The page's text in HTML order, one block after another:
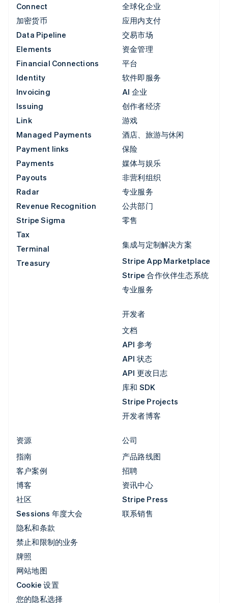
Connect
加密货币
Data Pipeline
Elements
Financial Connections
Identity
Invoicing
Issuing
Link
Managed Payments
Payment links
Payments
Payouts
Radar
Revenue Recognition
Stripe Sigma
Tax
Terminal
Treasury
全球化企业
应用内支付
交易市场
资金管理
平台
软件即服务
AI 企业
创作者经济
游戏
酒店、旅游与休闲
保险
媒体与娱乐
非营利组织
专业服务
公共部门
零售
集成与定制解决方案
Stripe App Marketplace
Stripe 合作伙伴生态系统
专业服务
开发者
文档
API 参考
API 状态
API 更改日志
库和 SDK
Stripe Projects
开发者博客
资源
指南
客户案例
博客
社区
Sessions 年度大会
隐私和条款
禁止和限制的业务
牌照
网站地图
Cookie 设置
您的隐私选择
公司
产品路线图
招聘
资讯中心
Stripe Press
联系销售